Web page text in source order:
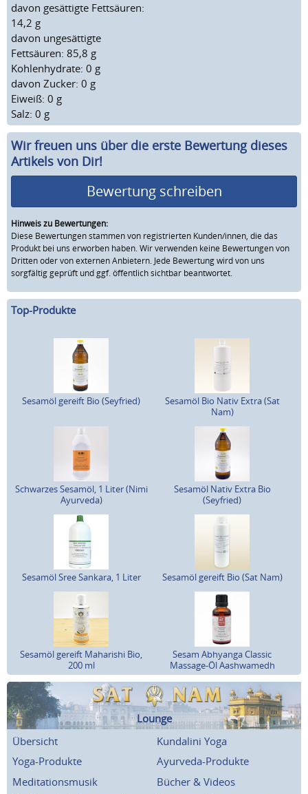
davon gesättigte Fettsäuren:
14,2 g
davon ungesättigte
Fettsäuren: 85,8 g
Kohlenhydrate: 0 g
davon Zucker: 0 g
Eiweiß: 0 g
Salz: 0 g
Wir freuen uns über die erste Bewertung dieses
Artikels von Dir!
Bewertung schreiben
Hinweis zu Bewertungen:
Diese Bewertungen stammen von registrierten Kunden/innen, die das
Produkt bei uns erworben haben. Wir verwenden keine Bewertungen von
Dritten oder von externen Anbietern. Jede Bewertung wird von uns
sorgfältig geprüft und ggf. öffentlich sichtbar beantwortet.
Top-Produkte
Sesamöl gereift Bio (Seyfried)
Sesamöl Bio Nativ Extra (Sat
Nam)
Schwarzes Sesamöl, 1 Liter (Nimi
Ayurveda)
Sesamöl Nativ Extra Bio
(Seyfried)
Sesamöl Sree Sankara, 1 Liter Sesamöl gereift Bio (Sat Nam)
Sesamöl gereift Maharishi Bio,
200 ml
Sesam Abhyanga Classic
Massage-Öl Aashwamedh
Lounge
Übersicht
Kundalini Yoga
Yoga-Produkte
Ayurveda-Produkte
Meditationsmusik
Bücher & Videos